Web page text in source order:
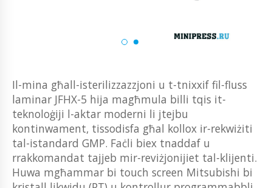
Il-mina għall-isterilizzazzjoni u t-tnixxif fil-fluss
laminar JFHX-5 hija magħmula billi tqis it-
teknoloġiji l-aktar moderni li jtejbu
kontinwament, tissodisfa għal kollox ir-rekwiżiti
tal-istandard GMP. Faċli biex tnaddaf u
rrakkomandat tajjeb mir-reviżjonijiet tal-klijenti.
Huwa mgħammar bi touch screen Mitsubishi bi